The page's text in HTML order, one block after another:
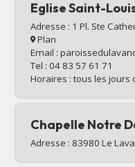
Eglise Saint-
Adresse : 1 Pl. Ste
Plan
Email :
Tel : 04 83 57 61 71
Horaires : tous les jours
Chapelle Notre
Adresse : 83980 Le